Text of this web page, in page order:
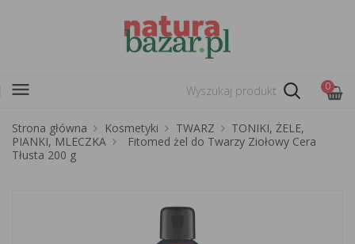
menu 0
Strona główna Kosmetyki TWARZ
TONIKI, ŻELE,
PIANKI, MLECZKA
Fitomed żel do Twarzy Ziołowy Cera
Tłusta 200 g